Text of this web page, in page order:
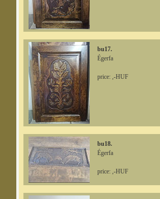
bu17.
Égerfa
price: ,-HUF
bu18.
Égerfa
price: ,-HUF